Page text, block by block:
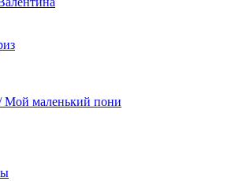
Мой маленький пони